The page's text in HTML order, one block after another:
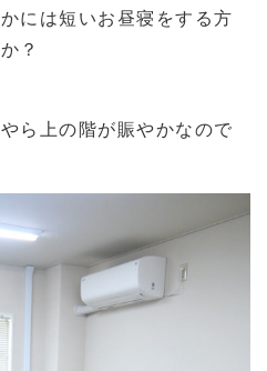
には短いお昼寝をする方
？
ら上の階が賑やかなので